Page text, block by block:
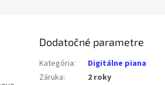
Dodatočné parametre
Kategória:
Digitálne piana
Záruka:
2 roky